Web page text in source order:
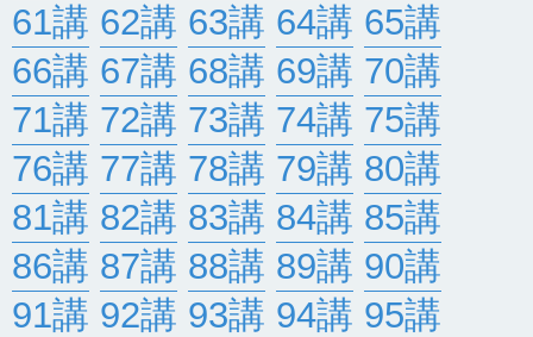
61講 62講 63講 64講 65講
66講 67講 68講 69講 70講
71講 72講 73講 74講 75講
76講 77講 78講 79講 80講
81講 82講 83講 84講 85講
86講 87講 88講 89講 90講
91講 92講 93講 94講 95講